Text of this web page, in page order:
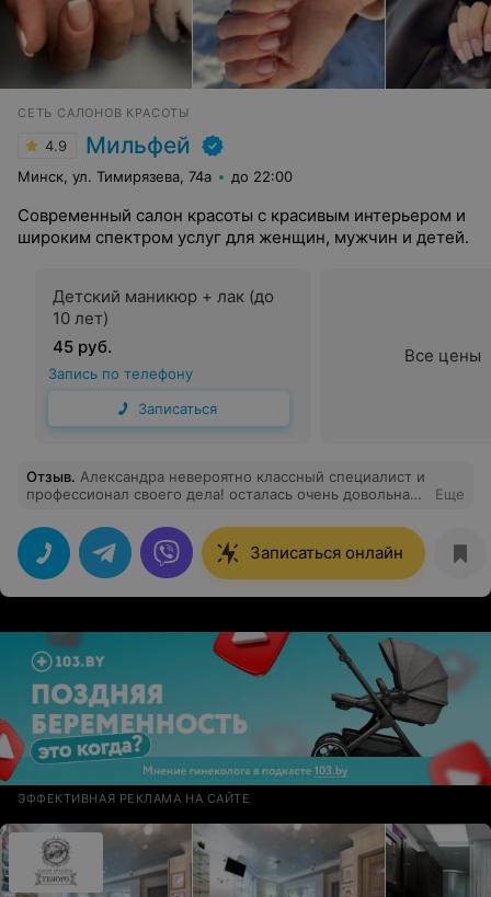
СЕТЬ САЛОНОВ КРАСОТЫ
4.9 Мильфей
Минск, ул. Тимирязева, 74а до 22:00
Современный салон красоты с красивым интерьером и
широким спектром услуг для женщин, мужчин и детей.
Детский маникюр + лак (до
10 лет)
45 руб.
Запись по телефону
Записаться
Все цены
Отзыв. Александра невероятно классный специалист и
профессионал своего дела! осталась очень довольна
Еще
Записаться онлайн
ЭФФЕКТИВНАЯ РЕКЛАМА НА САЙТЕ